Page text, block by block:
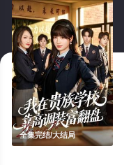
全集完结/大结局